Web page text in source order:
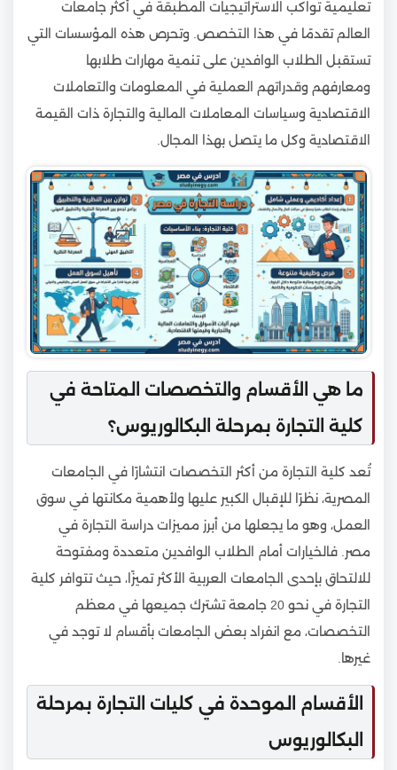
تعليمية تواكب الاستراتيجيات المطبقة في أكثر جامعات
العالم تقدمًا في هذا التخصص. وتحرص هذه المؤسسات التي
تستقبل الطلاب الوافدين على تنمية مهارات طلابها
ومعارفهم وقدراتهم العملية في المعلومات والتعاملات
الاقتصادية وسياسات المعاملات المالية والتجارة ذات القيمة
الاقتصادية وكل ما يتصل بهذا المجال.
ما هي الأقسام والتخصصات المتاحة في
كلية التجارة بمرحلة البكالوريوس؟
تُعد كلية التجارة من أكثر التخصصات انتشارًا في الجامعات
المصرية، نظرًا للإقبال الكبير عليها ولأهمية مكانتها في سوق
العمل، وهو ما يجعلها من أبرز مميزات دراسة التجارة في
مصر. فالخيارات أمام الطلاب الوافدين متعددة ومفتوحة
للالتحاق بإحدى الجامعات العربية الأكثر تميزًا، حيث تتوافر كلية
التجارة في نحو 20 جامعة تشترك جميعها في معظم
التخصصات، مع انفراد بعض الجامعات بأقسام لا توجد في
غيرها.
الأقسام الموحدة في كليات التجارة بمرحلة
البكالوريوس